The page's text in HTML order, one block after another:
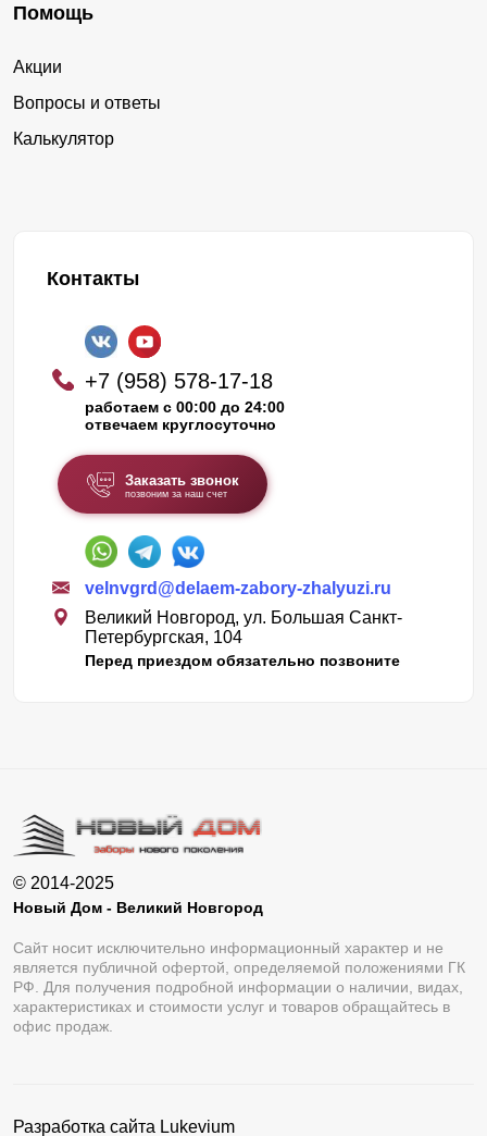
Помощь
Акции
Вопросы и ответы
Калькулятор
Контакты
+7 (958) 578-17-18
работаем с 00:00 до 24:00
отвечаем круглосуточно
Заказать звонок
позвоним за наш счет
velnvgrd@delaem-zabory-zhalyuzi.ru
Великий Новгород, ул. Большая Санкт-
Петербургская, 104
Перед приездом обязательно позвоните
© 2014-2025
Новый Дом - Великий Новгород
Сайт носит исключительно информационный характер и не
является публичной офертой, определяемой положениями ГК
РФ. Для получения подробной информации о наличии, видах,
характеристиках и стоимости услуг и товаров обращайтесь в
офис продаж.
Разработка сайта Lukevium